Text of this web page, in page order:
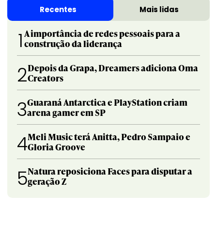
Recentes Mais lidas
1 A importância de redes pessoais para a
construção da liderança
2Depois da Grapa, Dreamers adiciona Oma
Creators
3Guaraná Antarctica e PlayStation criam
arena gamer em SP
4Meli Music terá Anitta, Pedro Sampaio e
Gloria Groove
5Natura reposiciona Faces para disputar a
geração Z